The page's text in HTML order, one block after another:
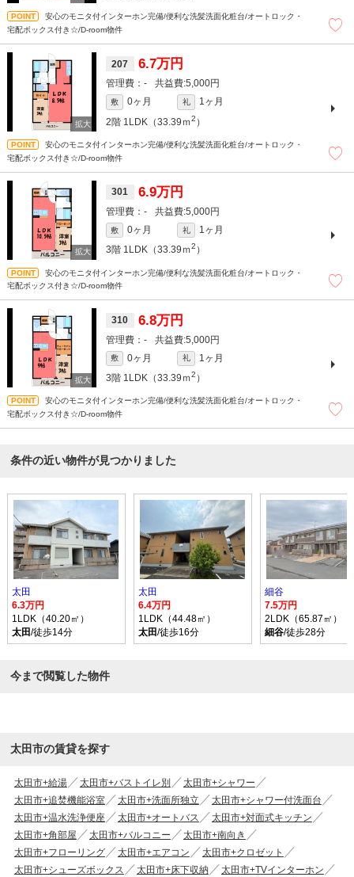
安心のモニタ付インターホン完備/便利な洗髪洗面化粧台/オートロック・
宅配ボックス付き☆/D-room物件
207 6.7万円
- 5,000円
敷 0ヶ月 礼
1ヶ月
2階 1LDK（33.39ｍ2 ）
安心のモニタ付インターホン完備/便利な洗髪洗面化粧台/オートロック・
宅配ボックス付き☆/D-room物件
301 6.9万円
- 5,000円
敷 0ヶ月 礼
1ヶ月
3階 1LDK（33.39ｍ2 ）
安心のモニタ付インターホン完備/便利な洗髪洗面化粧台/オートロック・
宅配ボックス付き☆/D-room物件
310 6.8万円
- 5,000円
敷 0ヶ月 礼
1ヶ月
3階 1LDK（33.39ｍ2 ）
安心のモニタ付インターホン完備/便利な洗髪洗面化粧台/オートロック・
宅配ボックス付き☆/D-room物件
条件の近い物件が見つかりました
太田
6.3万円
1LDK（40.20㎡）
太田/徒歩14分
太田
6.4万円
1LDK（44.48㎡）
太田/徒歩16分
細谷
7.5万円
2LDK（65.87㎡）
細谷/徒歩28分
今まで閲覧した物件
太田市の賃貸を探す
太田市+給湯 太田市+バストイレ別
太田市+シャワー
太田市+追焚機能浴室
太田市+洗面所独立
太田市+シャワー付洗面台
太田市+温水洗浄便座
太田市+オートバス
太田市+対面式キッチン
太田市+角部屋
太田市+バルコニー
太田市+南向き
太田市+フローリング
太田市+エアコン
太田市+クロゼット
太田市+シューズボックス
太田市+床下収納
太田市+TVインターホン